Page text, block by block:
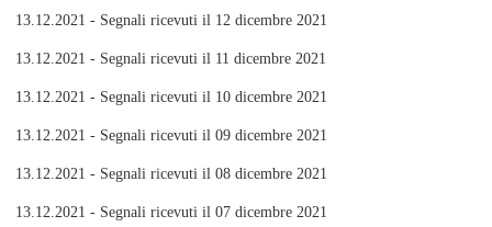
13.12.2021 - Segnali ricevuti il 12 dicembre 2021
13.12.2021 - Segnali ricevuti il 11 dicembre 2021
13.12.2021 - Segnali ricevuti il 10 dicembre 2021
13.12.2021 - Segnali ricevuti il 09 dicembre 2021
13.12.2021 - Segnali ricevuti il 08 dicembre 2021
13.12.2021 - Segnali ricevuti il 07 dicembre 2021